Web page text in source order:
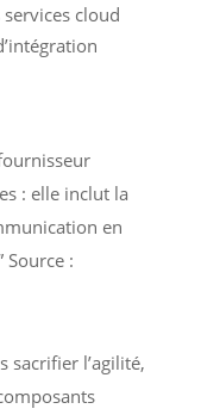
cloud
: elle inclut la
en
Source :
sacrifier l’agilité,